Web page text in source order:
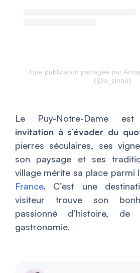
Une publication partagée par
(@o_zinho)
Le Puy-Notre-Dame
invitation à s’évader du
pierres séculaires, ses
son paysage et ses
village mérite sa place parmi
France. C’est une
visiteur trouve son
passionné d’histoire,
gastronomie.